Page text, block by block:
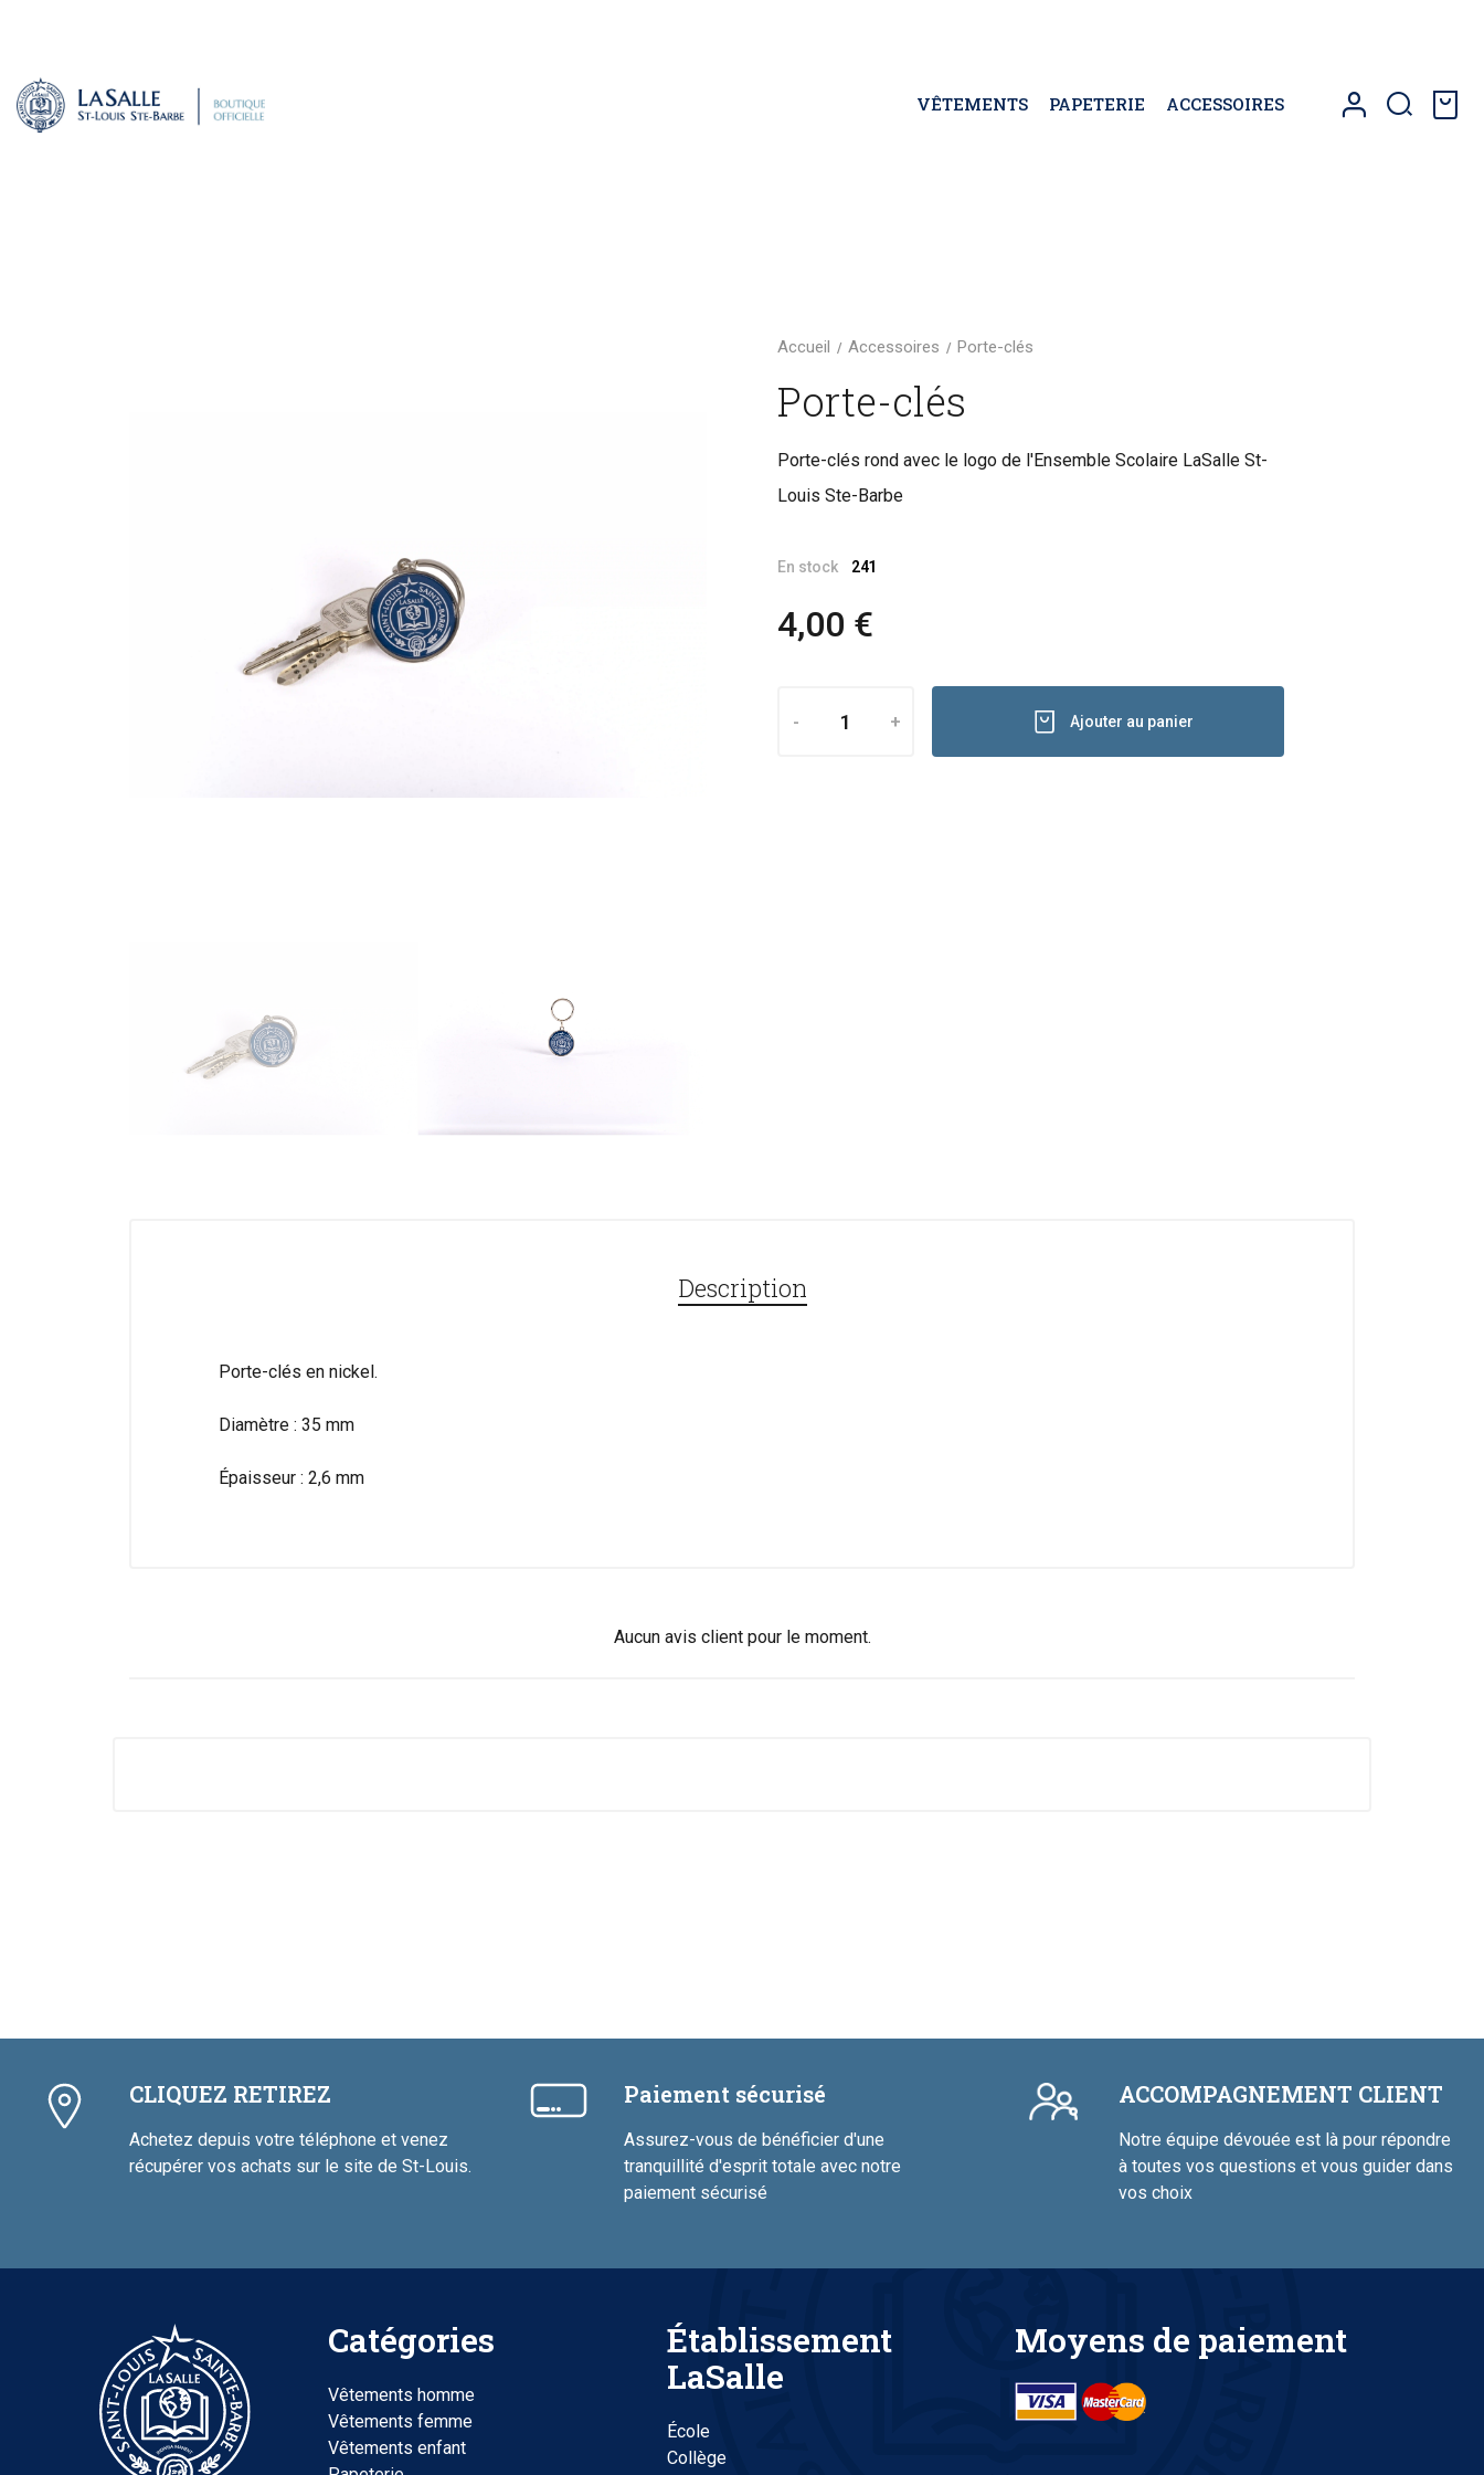
VÊTEMENTS PAPETERIE ACCESSOIRES
Accueil Accessoires Porte-clés
Porte-clés
Porte-clés rond avec le logo de l'Ensemble Scolaire LaSalle St-
Louis Ste-Barbe
En stock 241
4,00 €
- + Ajouter au panier
Description
Porte-clés en nickel.
Diamètre : 35 mm
Épaisseur : 2,6 mm
Aucun avis client pour le moment.
CLIQUEZ RETIREZ
Achetez depuis votre téléphone et venez
récupérer vos achats sur le site de St-Louis.
Paiement sécurisé
Assurez-vous de bénéficier d'une
tranquillité d'esprit totale avec notre
paiement sécurisé
ACCOMPAGNEMENT CLIENT
Notre équipe dévouée est là pour répondre
à toutes vos questions et vous guider dans
vos choix
Catégories
Vêtements homme
Vêtements femme
Vêtements enfant
Établissement
LaSalle
École
Collège
Moyens de paiement